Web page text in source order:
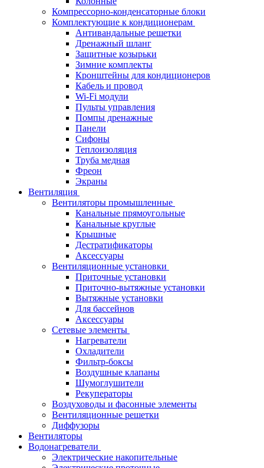
Компрессорно-конденсаторные блоки
Комплектующие к кондиционерам
Антивандальные решетки
Дренажный шланг
Защитные козырьки
Зимние комплекты
Кронштейны для кондиционеров
Кабель и провод
Wi-Fi модули
Пульты управления
Помпы дренажные
Панели
Сифоны
Теплоизоляция
Труба медная
Фреон
Экраны
Вентиляция
Вентиляторы промышленные
Канальные прямоугольные
Канальные круглые
Крышные
Дестратификаторы
Аксессуары
Вентиляционные установки
Приточные установки
Приточно-вытяжные установки
Вытяжные установки
Для бассейнов
Аксессуары
Сетевые элементы
Нагреватели
Охладители
Фильтр-боксы
Воздушные клапаны
Шумоглушители
Рекуператоры
Воздуховоды и фасонные элементы
Вентиляционные решетки
Диффузоры
Вентиляторы
Водонагреватели
Электрические накопительные